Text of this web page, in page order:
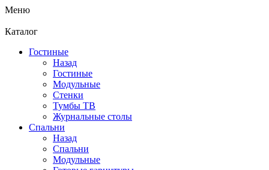
Меню
Каталог
Гостиные
Назад
Гостиные
Модульные
Стенки
Тумбы ТВ
Журнальные столы
Спальни
Назад
Спальни
Модульные